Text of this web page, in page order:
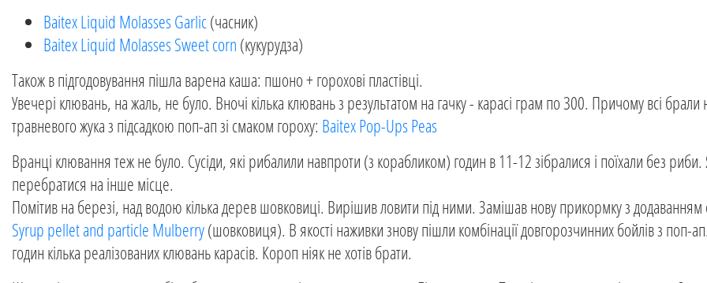
Baitex Liquid Molasses Garlic(часник)
Baitex Liquid Molasses Sweet corn(кукурудза)
Також в підгодовування пішла варена каша: пшоно + горохові пластівці.
Увечері клювань, на жаль, не було. Вночі кілька клювань з результатом на гачку - карасі грам по 300. Причому всі брали
травневого жука з підсадкою поп-ап зі смаком гороху: Baitex Pop-Ups Peas
Вранці клювання теж не було. Сусіди, які рибалили навпроти (з корабликом) годин в 11-12 зібралися і поїхали без
перебратися на інше місце.
Помітив на березі, над водою кілька дерев шовковиці. Вирішив ловити під ними. Замішав нову прикормку з
Syrup pellet and particle Mulberry(шовковиця). В якості наживки знову пішли комбінації довгорозчинних бойлів з поп-
годин кілька реалізованих клювань карасів. Короп ніяк не хотів брати.